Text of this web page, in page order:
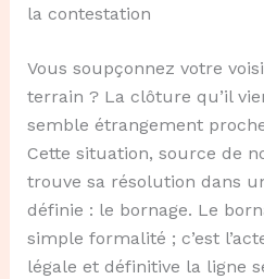
la contestation
Vous soupçonnez votre
terrain ? La clôture qu’il
semble étrangement
Cette situation, source de
trouve sa résolution dans
définie : le bornage. Le
simple formalité ; c’est
légale et définitive la ligne